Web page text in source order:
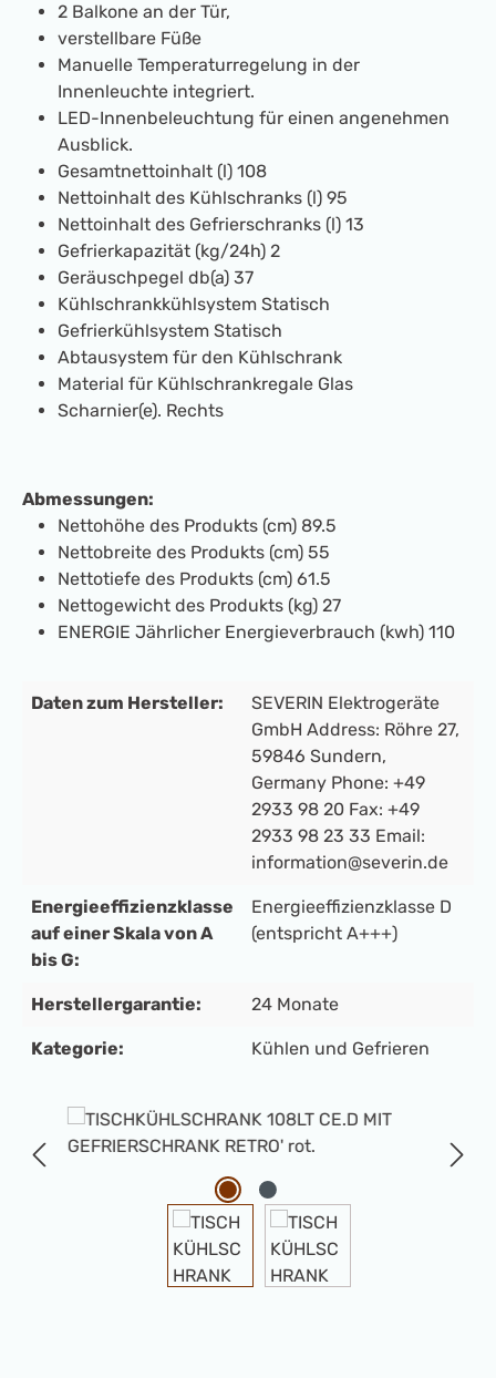
Bildergalerie überspringen
2 Balkone an der Tür,
verstellbare Füße
Manuelle Temperaturregelung in der
Innenleuchte integriert.
LED-Innenbeleuchtung für einen angenehmen
Ausblick.
Gesamtnettoinhalt (l) 108
Nettoinhalt des Kühlschranks (l) 95
Nettoinhalt des Gefrierschranks (l) 13
Gefrierkapazität (kg/24h) 2
Geräuschpegel db(a) 37
Kühlschrankkühlsystem Statisch
Gefrierkühlsystem Statisch
Abtausystem für den Kühlschrank
Material für Kühlschrankregale Glas
Scharnier(e). Rechts
Abmessungen:
Nettohöhe des Produkts (cm) 89.5
Nettobreite des Produkts (cm) 55
Nettotiefe des Produkts (cm) 61.5
Nettogewicht des Produkts (kg) 27
ENERGIE Jährlicher Energieverbrauch (kwh) 110
Daten zum Hersteller:
SEVERIN Elektrogeräte
GmbH Address: Röhre 27,
59846 Sundern,
Germany Phone: +49
2933 98 20 Fax: +49
2933 98 23 33 Email:
information@severin.de
Energieeffizienzklasse
auf einer Skala von A
bis G:
Energieeffizienzklasse D
(entspricht A+++)
Herstellergarantie: 24 Monate
Kategorie: Kühlen und Gefrieren